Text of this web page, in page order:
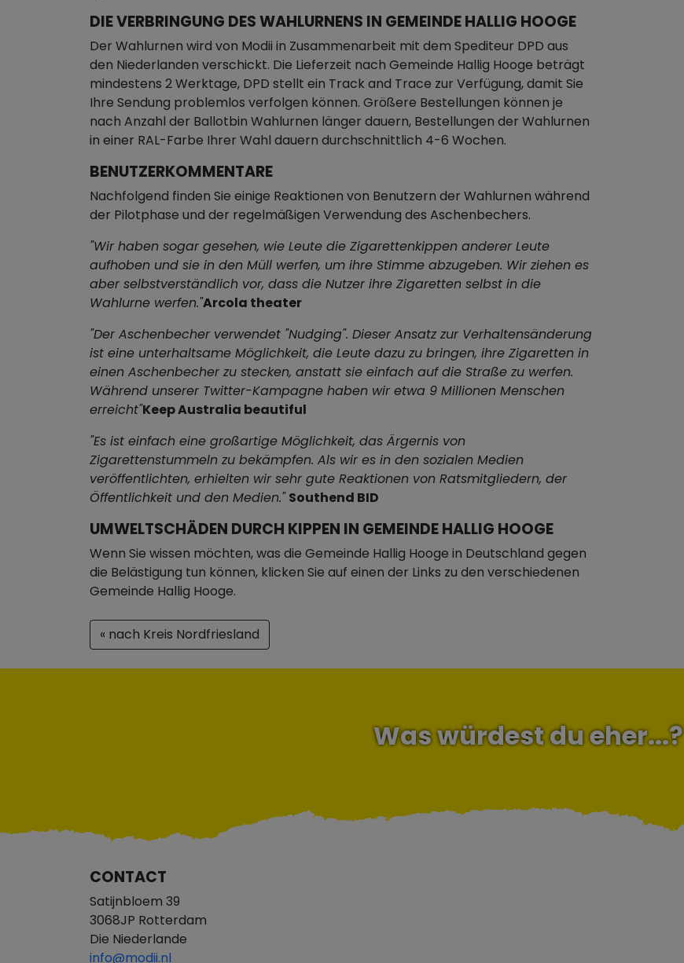
DIE VERBRINGUNG DES WAHLURNENS IN GEMEINDE HALLIG HOOGE
Der Wahlurnen wird von Modii in Zusammenarbeit mit dem Spediteur DPD aus
den Niederlanden verschickt. Die Lieferzeit nach Gemeinde Hallig Hooge beträgt
mindestens 2 Werktage, DPD stellt ein Track and Trace zur Verfügung, damit Sie
Ihre Sendung problemlos verfolgen können. Größere Bestellungen können je
nach Anzahl der Ballotbin Wahlurnen länger dauern, Bestellungen der Wahlurnen
in einer RAL-Farbe Ihrer Wahl dauern durchschnittlich 4-6 Wochen.
BENUTZERKOMMENTARE
Nachfolgend finden Sie einige Reaktionen von Benutzern der Wahlurnen während
der Pilotphase und der regelmäßigen Verwendung des Aschenbechers.
"Wir haben sogar gesehen, wie Leute die Zigarettenkippen anderer Leute
aufhoben und sie in den Müll werfen, um ihre Stimme abzugeben. Wir ziehen es
aber selbstverständlich vor, dass die Nutzer ihre Zigaretten selbst in die
Wahlurne werfen."Arcola theater
"Der Aschenbecher verwendet "Nudging". Dieser Ansatz zur Verhaltensänderung
ist eine unterhaltsame Möglichkeit, die Leute dazu zu bringen, ihre Zigaretten in
einen Aschenbecher zu stecken, anstatt sie einfach auf die Straße zu werfen.
Während unserer Twitter-Kampagne haben wir etwa 9 Millionen Menschen
erreicht"Keep Australia beautiful
"Es ist einfach eine großartige Möglichkeit, das Ärgernis von
Zigarettenstummeln zu bekämpfen. Als wir es in den sozialen Medien
veröffentlichten, erhielten wir sehr gute Reaktionen von Ratsmitgliedern, der
Öffentlichkeit und den Medien." Southend BID
UMWELTSCHÄDEN DURCH KIPPEN IN GEMEINDE HALLIG HOOGE
Wenn Sie wissen möchten, was die Gemeinde Hallig Hooge in Deutschland gegen
die Belästigung tun können, klicken Sie auf einen der Links zu den verschiedenen
Gemeinde Hallig Hooge.
« nach Kreis Nordfriesland
Was würdest du eher...?
CONTACT
Satijnbloem 39
3068JP Rotterdam
Die Niederlande
info@modii.nl